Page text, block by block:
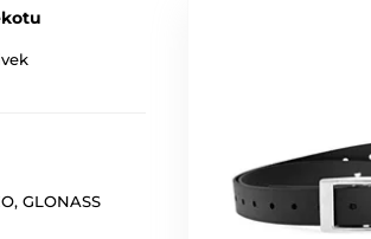
GLONASS